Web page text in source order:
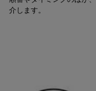
介します。